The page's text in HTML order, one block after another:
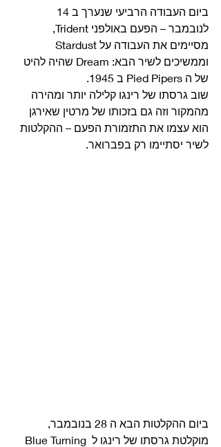
לנובמבר – הפעם באולפני Trident,
וממשיכים לשיר הבא: Dream שהיה להיט
של ה Pied Pipers ב 1945.
שוב גרסתו של רינגו קלילה יותר ומהירה
מהמקור וזה גם בזכותו של מרטין שאירגן
הוא עצמו את התזמורת הפעם – ההקלטות
לשיר יסתיימו רק בפברואר.
ביום ההקלטות הבא ה 28 בנובמבר,
מוקלטת גרסתו של רינגו ל Blue Turning